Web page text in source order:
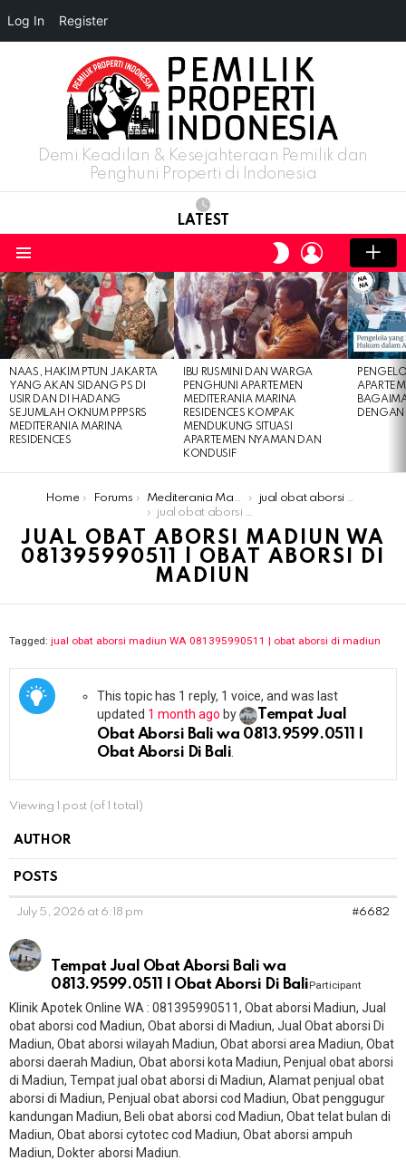
Demi Keadilan & Kesejahteraan Pemilik dan
Penghuni Properti di Indonesia
LATEST
SWITCH
SKIN
LOGIN
LATEST
STORIES
NAAS, HAKIM PTUN JAKARTA
YANG AKAN SIDANG PS DI
USIR DAN DI HADANG
SEJUMLAH OKNUM PPPSRS
MEDITERANIA MARINA
RESIDENCES
IBU RUSMINI DAN WARGA
PENGHUNI APARTEMEN
MEDITERANIA MARINA
RESIDENCES KOMPAK
MENDUKUNG SITUASI
APARTEMEN NYAMAN DAN
KONDUSIF
DENGAN
You are here:
Home Forums Mediterania Marina Residences
jual obat aborsi madiun WA 081395990511 | obat aborsi di madiun
jual obat aborsi madiun WA 081395990511 | obat aborsi di madiun
JUAL OBAT ABORSI MADIUN WA
081395990511 | OBAT ABORSI DI
MADIUN
Tagged: jual obat aborsi madiun WA 081395990511 | obat aborsi di madiun
This topic has 1 reply, 1 voice, and was last
updated 1 month ago by
Tempat Jual
Obat Aborsi Bali wa 0813.9599.0511 |
Obat Aborsi Di Bali.
Viewing 1 post (of 1 total)
AUTHOR
POSTS
July 5, 2026 at 6:18 pm #6682
Tempat Jual Obat Aborsi Bali wa
0813.9599.0511 | Obat Aborsi Di BaliParticipant
Klinik Apotek Online WA : 081395990511, Obat aborsi Madiun, Jual
obat aborsi cod Madiun, Obat aborsi di Madiun, Jual Obat aborsi Di
Madiun, Obat aborsi wilayah Madiun, Obat aborsi area Madiun, Obat
aborsi daerah Madiun, Obat aborsi kota Madiun, Penjual obat aborsi
di Madiun, Tempat jual obat aborsi di Madiun, Alamat penjual obat
aborsi di Madiun, Penjual obat aborsi cod Madiun, Obat penggugur
kandungan Madiun, Beli obat aborsi cod Madiun, Obat telat bulan di
Madiun, Obat aborsi cytotec cod Madiun, Obat aborsi ampuh
Madiun, Dokter aborsi Madiun.
Log In Register